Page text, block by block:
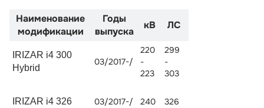
Наименование
модификации
Годы
выпуска
кВ ЛС
IRIZAR i4 300
Hybrid
03/2017-/
220
-
223
299
-
303
IRIZAR i4 326 03/2017-/ 240 326